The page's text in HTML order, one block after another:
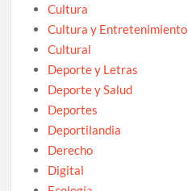
Cultura
Cultura y Entretenimiento
Cultural
Deporte y Letras
Deporte y Salud
Deportes
Deportilandia
Derecho
Digital